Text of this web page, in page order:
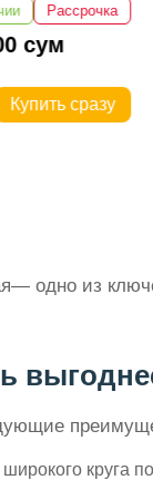
Рассрочка
сум
Купить сразу
одно из
круга